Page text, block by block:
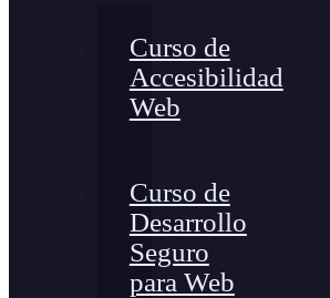
Curso de
Accesibilidad
Web
Curso de
Desarrollo
Seguro
para Web